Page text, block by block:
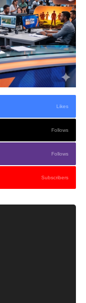
Likes
Follows
Follows
Subscribers